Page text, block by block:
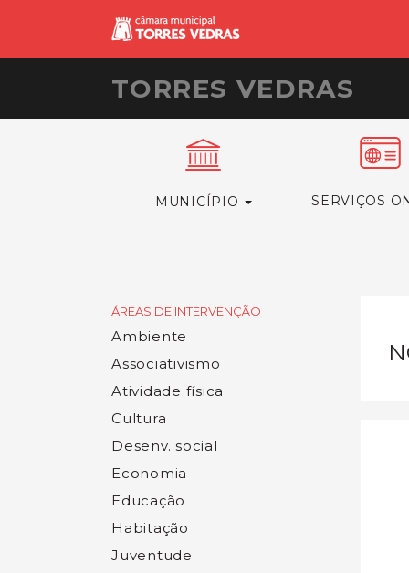
TORRES VEDRAS
MUNICÍPIO SERVIÇOS
ÁREAS DE INTERVENÇÃO
Ambiente
Associativismo
Atividade física
Cultura
Desenv. social
Economia
Educação
Habitação
Juventude